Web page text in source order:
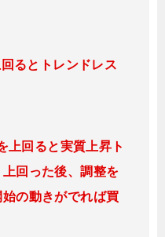
ると トレンドレス
上回ると実質上昇ト
上回った後、調整を
の動きがでれば買